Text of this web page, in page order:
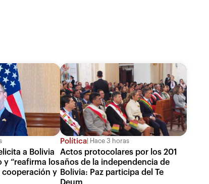
a Bolivia
y “reafirma los
cooperación y
Política Hace 3 horas
Actos protocolares por los 201
años de la independencia de
Bolivia: Paz participa del Te